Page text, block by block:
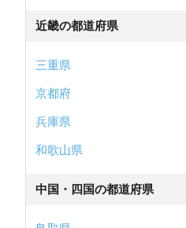
近畿の都道府県
三重県
京都府
兵庫県
和歌山県
中国・四国の都道府県